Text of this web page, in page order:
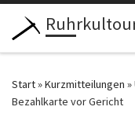
Zum Inhalt springen
Start»Kurzmitteilungen »
Bezahlkarte vor Gericht